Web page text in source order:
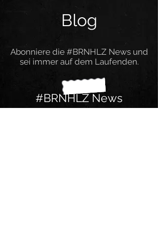
Blog
Abonniere die #BRNHLZ News und
sei immer auf dem Laufenden.
#BRNHLZ News